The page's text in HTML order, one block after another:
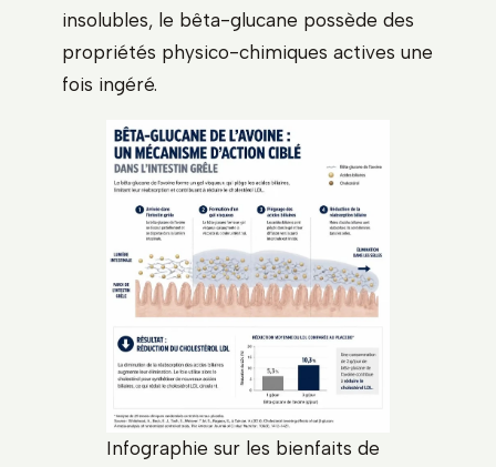
insolubles, le bêta-glucane possède des
propriétés physico-chimiques actives une
fois ingéré.
Infographie sur les bienfaits de